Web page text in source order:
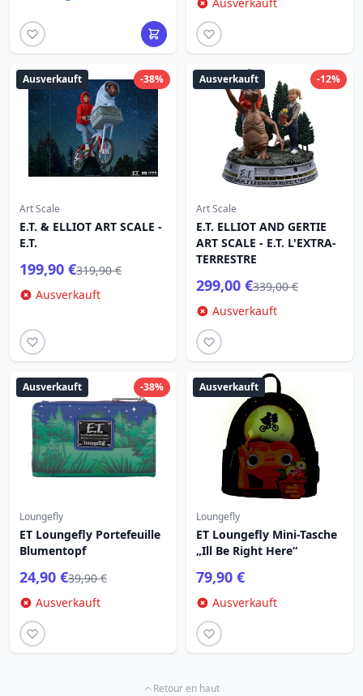
-38%
Ausverkauft
Art Scale
E.T. & ELLIOT ART SCALE -
E.T.
199,90 €319,90 €
Ausverkauft
-12%
Ausverkauft
Art Scale
E.T. ELLIOT AND GERTIE
ART SCALE - E.T. L'EXTRA-
TERRESTRE
299,00 €339,00 €
Ausverkauft
-38%
Ausverkauft
Loungefly
ET Loungefly Portefeuille
Blumentopf
24,90 €39,90 €
Ausverkauft
Ausverkauft
Loungefly
ET Loungefly Mini-Tasche
„Ill Be Right Here“
79,90 €
Ausverkauft
Retour en haut